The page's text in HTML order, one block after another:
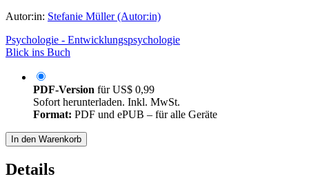
Autor:in: Stefanie Müller (Autor:in)
Psychologie - Entwicklungspsychologie
Blick ins Buch
PDF-Version fürUS$ 0,99
Sofort herunterladen. Inkl. MwSt.
Format: PDF und ePUB – für alle Geräte
In den Warenkorb
Details